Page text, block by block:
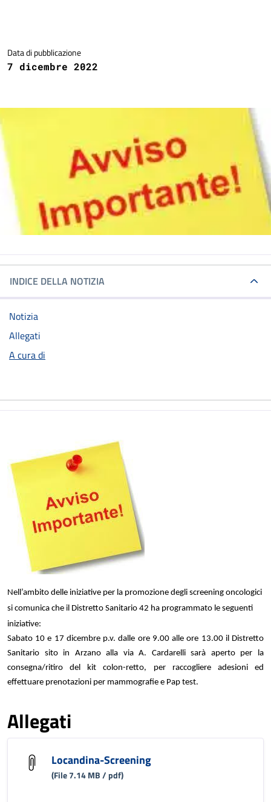
Data di pubblicazione
7 dicembre 2022
INDICE DELLA NOTIZIA
Notizia
Allegati
A cura di
Nell’ambito delle iniziative per la promozione degli screening oncologici
si comunica che il Distretto Sanitario 42 ha programmato le seguenti
iniziative:
Sabato 10 e 17 dicembre p.v. dalle ore 9.00 alle ore 13.00 il Distretto
Sanitario sito in Arzano alla via A. Cardarelli sarà aperto per la
consegna/ritiro del kit colon-retto, per raccogliere adesioni ed
effettuare prenotazioni per mammografie e Pap test.
Allegati
Locandina-Screening
(File 7.14 MB / pdf)